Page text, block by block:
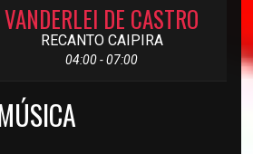
VANDERLEI DE CASTRO
RECANTO CAIPIRA
04:00 - 07:00